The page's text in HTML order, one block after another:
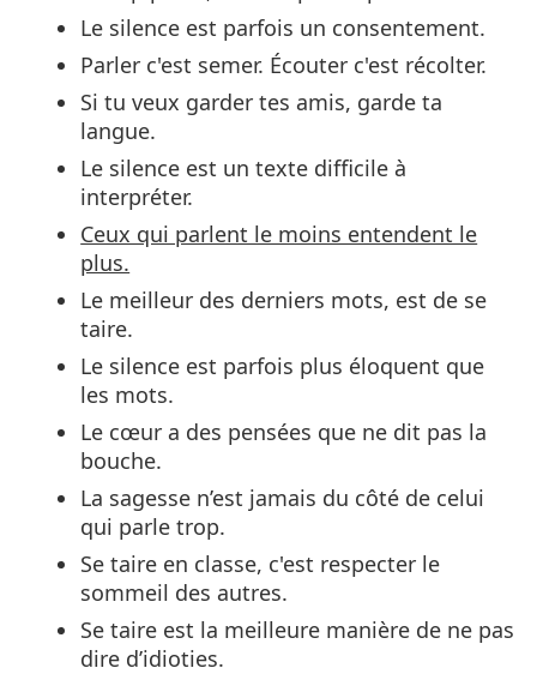
Le silence est parfois un consentement.
Parler c'est semer. Écouter c'est récolter.
Si tu veux garder tes amis, garde ta
langue.
Le silence est un texte difficile à
interpréter.
Ceux qui parlent le moins entendent le
plus.
Le meilleur des derniers mots, est de se
taire.
Le silence est parfois plus éloquent que
les mots.
Le cœur a des pensées que ne dit pas la
bouche.
La sagesse n’est jamais du côté de celui
qui parle trop.
Se taire en classe, c'est respecter le
sommeil des autres.
Se taire est la meilleure manière de ne pas
dire d’idioties.